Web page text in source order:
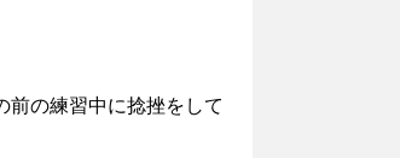
前の練習中に捻挫をして